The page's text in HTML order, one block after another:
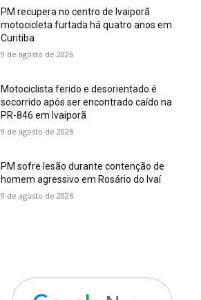
PM recupera no centro de Ivaiporã
motocicleta furtada há quatro anos em
Curitiba
9 de agosto de 2026
Motociclista ferido e desorientado é
socorrido após ser encontrado caído na
PR-846 em Ivaiporã
9 de agosto de 2026
PM sofre lesão durante contenção de
homem agressivo em Rosário do Ivaí
9 de agosto de 2026